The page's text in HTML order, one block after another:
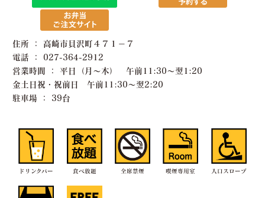
住所 ： 高崎市貝沢町４７１−７
電話 ： 027-364-2912
営業時間 ： 平日（月〜木） 午前11:30〜翌1:20
金土日祝・祝前日 午前11:30〜翌2:20
駐車場 ： 39台
ドリンクバー 食べ放題 全席禁煙 喫煙専用室 入口スロープ